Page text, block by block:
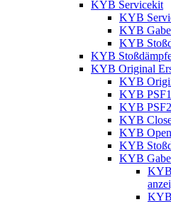
KYB Servicekit
KYB
KYB
KYB
KYB
KYB Original
KYB
KYB
KYB
KYB
KYB
KYB
KYB
KYB